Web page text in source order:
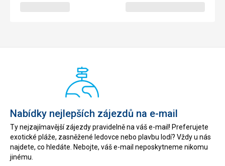
Nabídky nejlepších zájezdů na e-mail
Ty nejzajímavější zájezdy pravidelně na váš e-mail! Preferujete
exotické pláže, zasněžené ledovce nebo plavbu lodí? Vždy u nás
najdete, co hledáte. Nebojte, váš e-mail neposkytneme nikomu
jinému.